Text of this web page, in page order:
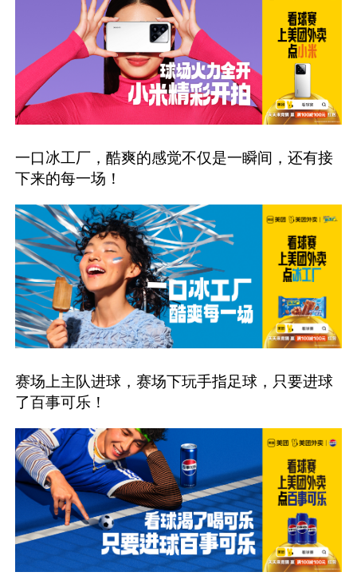
一口冰工厂，酷爽的感觉不仅是一瞬间，还有接
下来的每一场！
赛场上主队进球，赛场下玩手指足球，只要进球
了百事可乐！